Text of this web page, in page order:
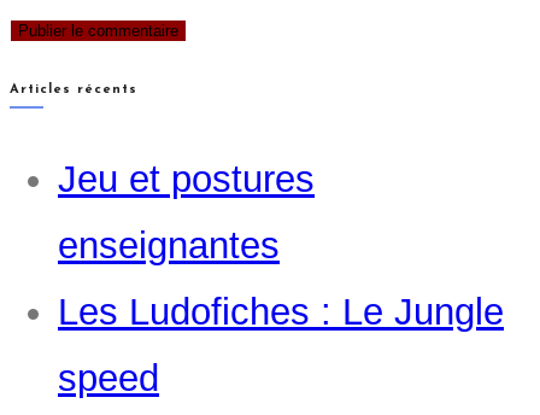
Articles récents
Jeu et postures
enseignantes
Les Ludofiches : Le Jungle
speed